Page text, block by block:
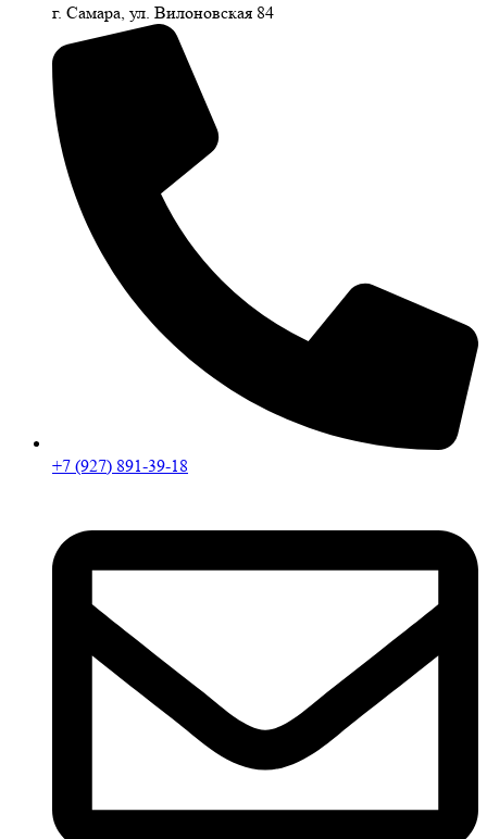
г. Самара, ул. Вилоновская 84
+7 (927) 891-39-18